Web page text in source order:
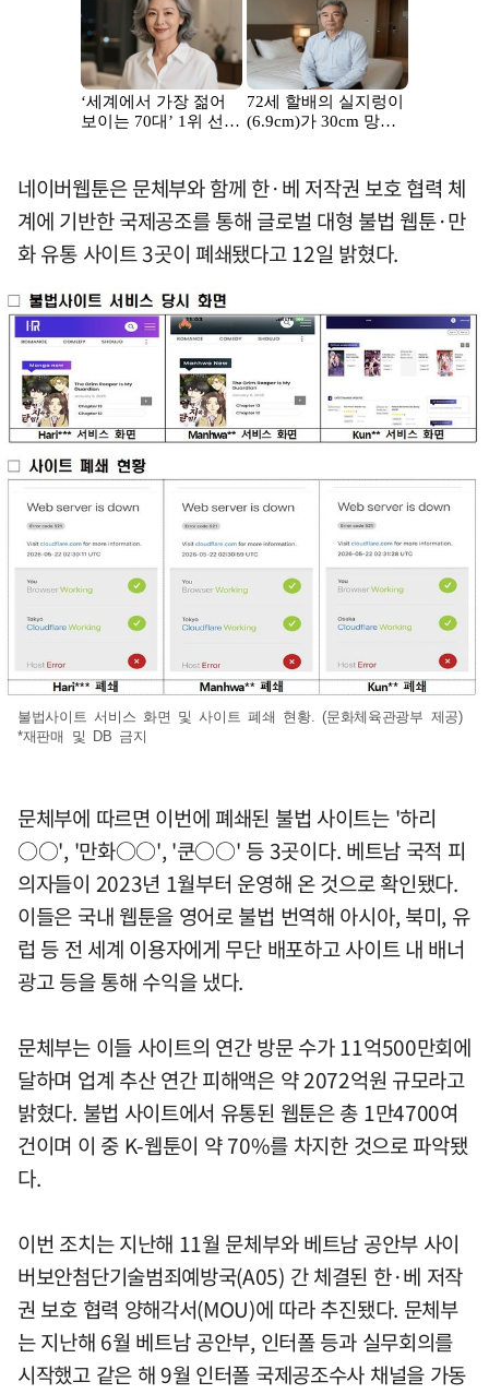
네이버웹툰은 문체부와 함께 한·베 저작권 보호 협력 체
계에 기반한 국제공조를 통해 글로벌 대형 불법 웹툰·만
화 유통 사이트 3곳이 폐쇄됐다고 12일 밝혔다.
불법사이트 서비스 화면 및 사이트 폐쇄 현황. (문화체육관광부 제공)
*재판매 및 DB 금지
문체부에 따르면 이번에 폐쇄된 불법 사이트는 '하리
○○', '만화○○', '쿤○○' 등 3곳이다. 베트남 국적 피
의자들이 2023년 1월부터 운영해 온 것으로 확인됐다.
이들은 국내 웹툰을 영어로 불법 번역해 아시아, 북미, 유
럽 등 전 세계 이용자에게 무단 배포하고 사이트 내 배너
광고 등을 통해 수익을 냈다.
문체부는 이들 사이트의 연간 방문 수가 11억500만회에
달하며 업계 추산 연간 피해액은 약 2072억원 규모라고
밝혔다. 불법 사이트에서 유통된 웹툰은 총 1만4700여
건이며 이 중 K-웹툰이 약 70%를 차지한 것으로 파악됐
다.
이번 조치는 지난해 11월 문체부와 베트남 공안부 사이
버보안첨단기술범죄예방국(A05) 간 체결된 한·베 저작
권 보호 협력 양해각서(MOU)에 따라 추진됐다. 문체부
는 지난해 6월 베트남 공안부, 인터폴 등과 실무회의를
시작했고 같은 해 9월 인터폴 국제공조수사 채널을 가동